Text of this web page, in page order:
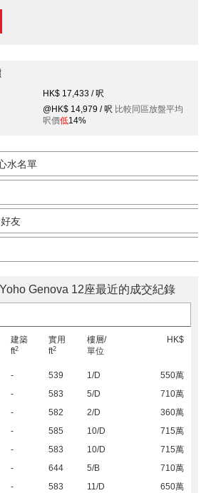
HK$ 17,433 / 呎
@HK$ 14,979 / 呎 比較同區放盤平均
呎價低14%
水名單
友
Genova 12座最近的成交紀錄
建築
ft2
實用
ft2
樓層/
單位
HK$
- 539 1/D
550萬
- 583 5/D
710萬
- 582 2/D
360萬
- 585 10/D
715萬
- 583 10/D
715萬
- 644 5/B
710萬
- 583 11/D
650萬